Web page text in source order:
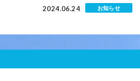
2024.06.24 お知らせ